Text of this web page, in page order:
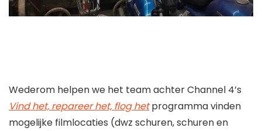
Wederom helpen we het team achter Channel 4’s
Vind het, repareer het, flog hetprogramma vinden
mogelijke filmlocaties (dwz schuren, schuren en